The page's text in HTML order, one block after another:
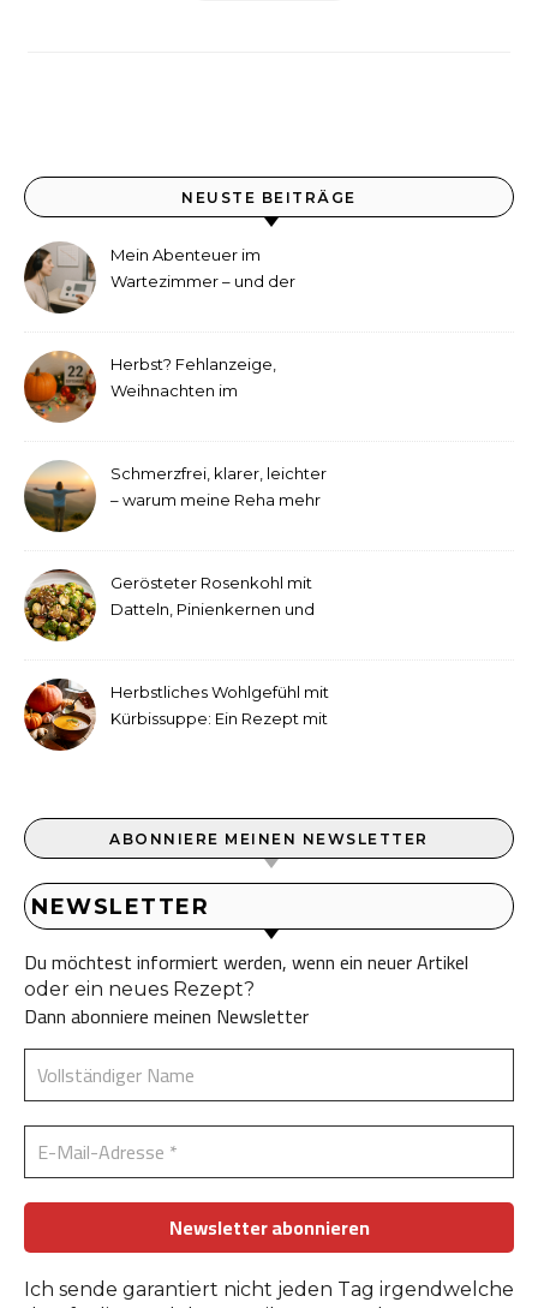
NEUSTE BEITRÄGE
Mein Abenteuer im
Wartezimmer – und der
Herbst? Fehlanzeige,
Weihnachten im
Schmerzfrei, klarer, leichter
– warum meine Reha mehr
Gerösteter Rosenkohl mit
Datteln, Pinienkernen und
Herbstliches Wohlgefühl mit
Kürbissuppe: Ein Rezept mit
ABONNIERE MEINEN NEWSLETTER
NEWSLETTER
Du möchtest informiert werden, wenn ein neuer Artikel
oder ein neues Rezept?
Dann abonniere meinen Newsletter
Ich sende garantiert nicht jeden Tag irgendwelche